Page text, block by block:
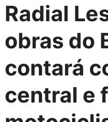
Radial
obras do
contará
central e